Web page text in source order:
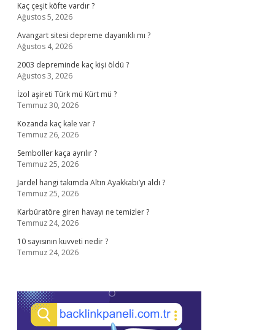
Kaç çeşit köfte vardır ?
Ağustos 5, 2026
Avangart sitesi depreme dayanıklı mı ?
Ağustos 4, 2026
2003 depreminde kaç kişi öldü ?
Ağustos 3, 2026
İzol aşireti Türk mü Kürt mü ?
Temmuz 30, 2026
Kozanda kaç kale var ?
Temmuz 26, 2026
Semboller kaça ayrılır ?
Temmuz 25, 2026
Jardel hangi takımda Altın Ayakkabı’yı aldı ?
Temmuz 25, 2026
Karbüratöre giren havayı ne temizler ?
Temmuz 24, 2026
10 sayısının kuvveti nedir ?
Temmuz 24, 2026